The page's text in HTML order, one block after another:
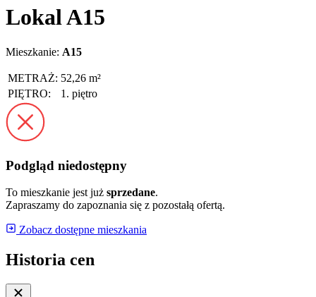
Lokal A15
Mieszkanie: A15
METRAŻ: 52,26 m²
PIĘTRO:
1. piętro
Podgląd niedostępny
To mieszkanie jest już sprzedane.
Zapraszamy do zapoznania się z pozostałą ofertą.
Zobacz dostępne mieszkania
Historia cen